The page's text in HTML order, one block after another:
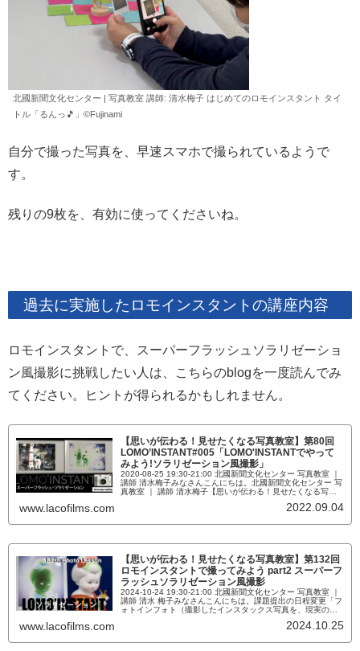
北國新聞文化センター | 写真教室 講師: 清水梅子 はじめてのロモインスタント タイ
トル「るんっ🎵」©️Fujinami
自分で撮った写真を、早速スマホで撮られているようで
す。
残りの9枚を、有効に使ってくださいね。
過去に実施したロモインスタントの講座内容
ロモインスタントで、スーパーフラッシュソラリゼーショ
ン風撮影に挑戦したい人は、こちらのblogを一度読んでみ
てください。ヒントが得られるかもしれません。
【思いが伝わる！見せたくなる写真教室】第80回
LOMO’INSTANT#005「LOMO'INSTANTでやって
みよう!ソラリゼーション風撮影」
2020-08-25 19:30-21:00 北國新聞文化センター 写真教室 ｜
講師 清水梅子みなさんこんにちは。北國新聞文化センター 写
真教室 ｜ 講師 清水梅子【思いが伝わる！見せたくなる写真
ション風撮影」今日も蒸し蒸ししています。"ソラリゼーショ
水梅子【思いが伝...
www.lacofilms.com 2022.09.04
【思いが伝わる！見せたくなる写真教室】第132回
ロモインスタントで撮ってみよう part2 スーパーフ
ラッシュソラリゼーション風撮影
2024-10-24 19:30-21:00 北國新聞文化センター 写真教室 ｜
講師 清水 梅子みなさんこんにちは。課題提出の日程変更「フ
ォトインフォト（撮影したインスタックス写真を、現実の風
撮って2Lサイズにプリントしてご持参ください」という課題
大切に保管していただき、次回11/14にご...
www.lacofilms.com 2024.10.25